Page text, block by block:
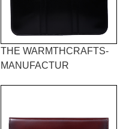
THE WARMTHCRAFTS-
MANUFACTUR